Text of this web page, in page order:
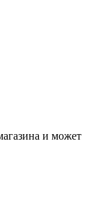
и может